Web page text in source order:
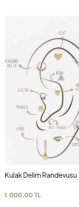
Kulak Delim Randevusu
1.000,00 TL